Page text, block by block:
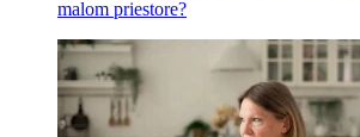
malom priestore?